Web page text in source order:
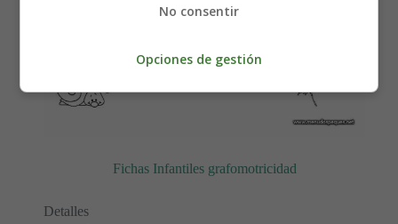
Fichas Infantiles grafomotricidad
Detalles
No consentir
Opciones de gestión